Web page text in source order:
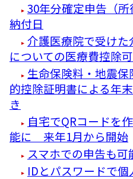
30年分確定申告（
納付日
介護医療院で受け
についての医療費控除
生命保険料・地震
的控除証明書による年
き
自宅でQRコードを
能に 来年1月から開始
スマホでの申告も可
IDとパスワードで